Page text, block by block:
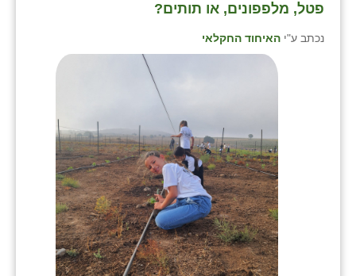
פטל, מלפפונים, או תותים?
נכתב ע"י האיחוד החקלאי